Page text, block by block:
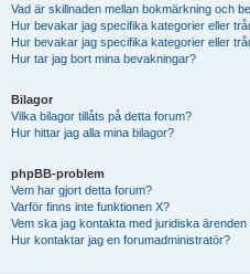
Vad är skillnaden mellan bokmärkning och
Hur bevakar jag specifika kategorier eller
Hur bevakar jag specifika kategorier eller
Hur tar jag bort mina bevakningar?
Bilagor
Vilka bilagor tillåts på detta forum?
Hur hittar jag alla mina bilagor?
phpBB-problem
Vem har gjort detta forum?
Varför finns inte funktionen X?
Vem ska jag kontakta med juridiska
Hur kontaktar jag en forumadministratör?